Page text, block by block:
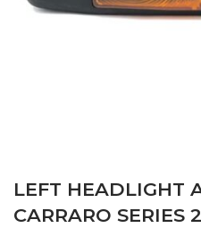
LEFT HEADLIGHT
CARRARO SERIES